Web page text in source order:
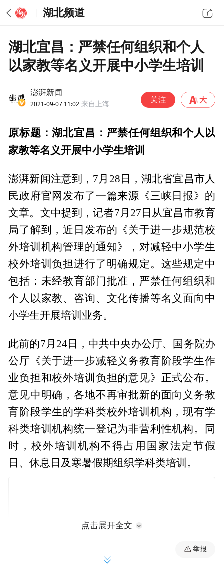
湖北频道
湖北宜昌：严禁任何组织和个人
以家教等名义开展中小学生培训
澎湃新闻
2021-09-07 11:02 来自上海
原标题：湖北宜昌：严禁任何组织和个人以
家教等名义开展中小学生培训
澎湃新闻注意到，7月28日，湖北省宜昌市人
民政府官网发布了一篇来源《三峡日报》的
文章。文中提到，记者7月27日从宜昌市教育
局了解到，近日发布的《关于进一步规范校
外培训机构管理的通知》，对减轻中小学生
校外培训负担进行了明确规定。这些规定中
包括：未经教育部门批准，严禁任何组织和
个人以家教、咨询、文化传播等名义面向中
小学生开展培训业务。
此前的7月24日，中共中央办公厅、国务院办
公厅《关于进一步减轻义务教育阶段学生作
业负担和校外培训负担的意见》正式公布。
意见中明确，各地不再审批新的面向义务教
育阶段学生的学科类校外培训机构，现有学
科类培训机构统一登记为非营利性机构。同
时，校外培训机构不得占用国家法定节假
日、休息日及寒暑假期组织学科类培训。
点击展开全文
举报